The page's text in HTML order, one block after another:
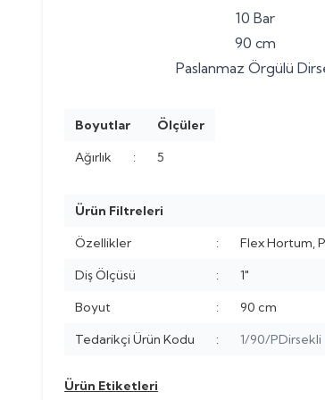
10 Bar
90 cm
Paslanmaz Örgülü
Boyutlar
Ölçüler
Ağırlık
: 5
Ürün Filtreleri
Özellikler
:
Flex Hortum,
Diş Ölçüsü
:
1"
Boyut
:
90 cm
Tedarikçi Ürün Kodu
: 1/90/PDirsekli
Ürün Etiketleri